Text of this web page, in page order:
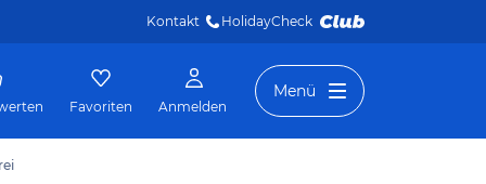
Kontakt HolidayCheck
Favoriten Anmelden
Menü